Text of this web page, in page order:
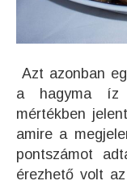
Azt azonban
a hagyma íz
mértékben
amire a
pontszámot
érezhető volt